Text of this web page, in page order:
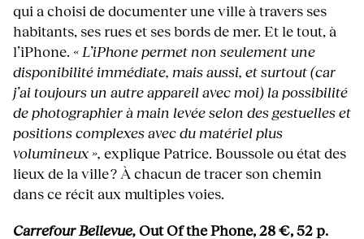
qui a choisi de documenter une ville à travers ses
habitants, ses rues et ses bords de mer. Et le tout, à
l’iPhone. « L’iPhone permet non seulement une
disponibilité immédiate, mais aussi, et surtout (car
j’ai toujours un autre appareil avec moi) la possibilité
de photographier à main levée selon des gestuelles et
positions complexes avec du matériel plus
volumineux », explique Patrice. Boussole ou état des
lieux de la ville ? À chacun de tracer son chemin
dans ce récit aux multiples voies.
Carrefour Bellevue,Out Of the Phone, 28 €, 52 p.